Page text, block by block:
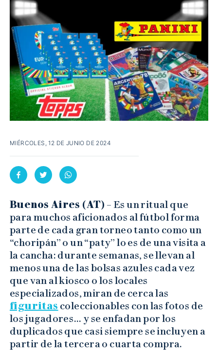
MIÉRCOLES, 12 DE JUNIO DE 2024
Buenos Aires (AT) – Es un ritual que
para muchos aficionados al fútbol forma
parte de cada gran torneo tanto como un
“choripán” o un “paty” lo es de una visita a
la cancha: durante semanas, se llevan al
menos una de las bolsas azules cada vez
que van al kiosco o los locales
especializados, miran de cerca las
figuritas coleccionables con las fotos de
los jugadores… y se enfadan por los
duplicados que casi siempre se incluyen a
partir de la tercera o cuarta compra.